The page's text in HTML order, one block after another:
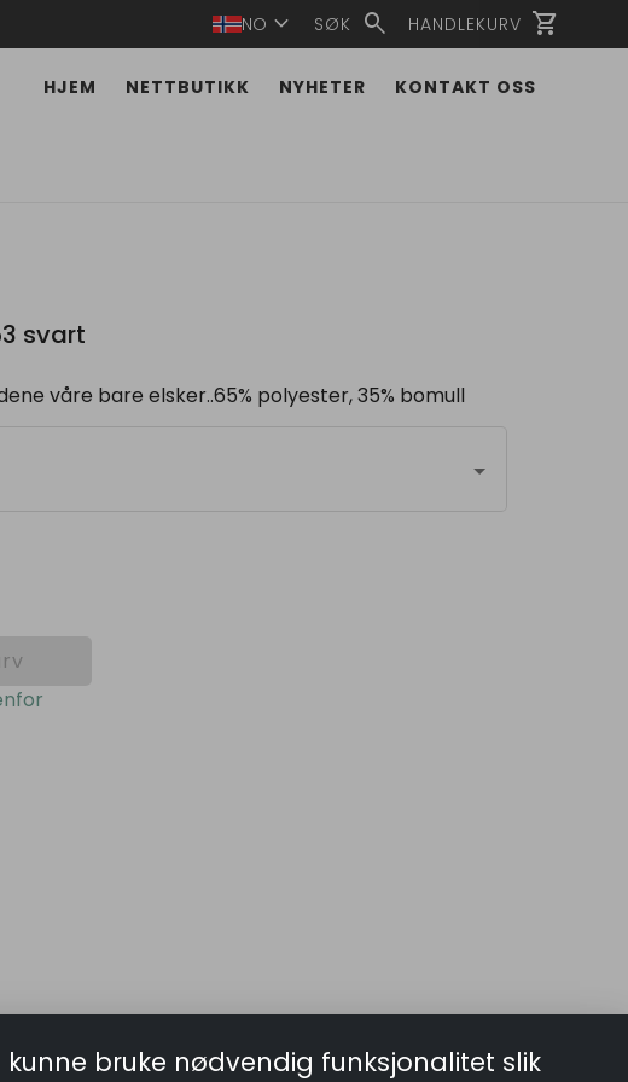
HJEM NETTBUTIKK NYHETER KONTAKT OSS
NO expand_more SØK search HANDLEKURV shopping_cart
svart
våre bare elsker..65% polyester, 35% bomull
bruke nødvendig funksjonalitet slik